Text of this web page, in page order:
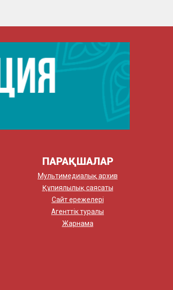
ПАРАҚШАЛАР
Мультимедиалық архив
Құпиялылық саясаты
Сайт ережелері
Агенттік туралы
Жарнама